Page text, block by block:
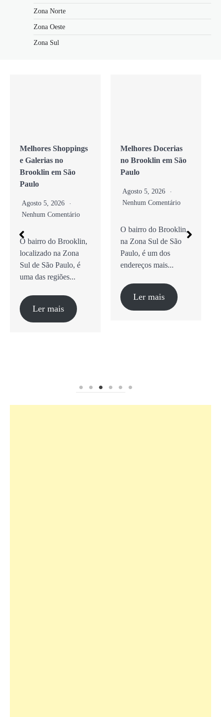
Zona Norte
Zona Oeste
Zona Sul
Melhores Shoppings
e Galerias no
Brooklin em São
Paulo
Agosto 5, 2026
Nenhum Comentário
O bairro do Brooklin,
localizado na Zona
Sul de São Paulo, é
uma das regiões...
Ler mais
Melhores Docerias
no Brooklin em São
Paulo
Agosto 5, 2026
Nenhum Comentário
O bairro do Brooklin,
na Zona Sul de São
Paulo, é um dos
endereços mais...
Ler mais